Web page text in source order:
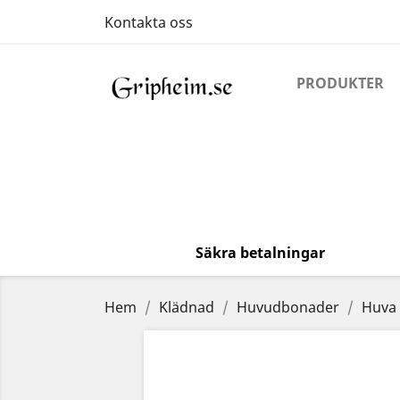
Kontakta oss
PRODUKTER
Säkra betalningar
Hem Klädnad Huvudbonader